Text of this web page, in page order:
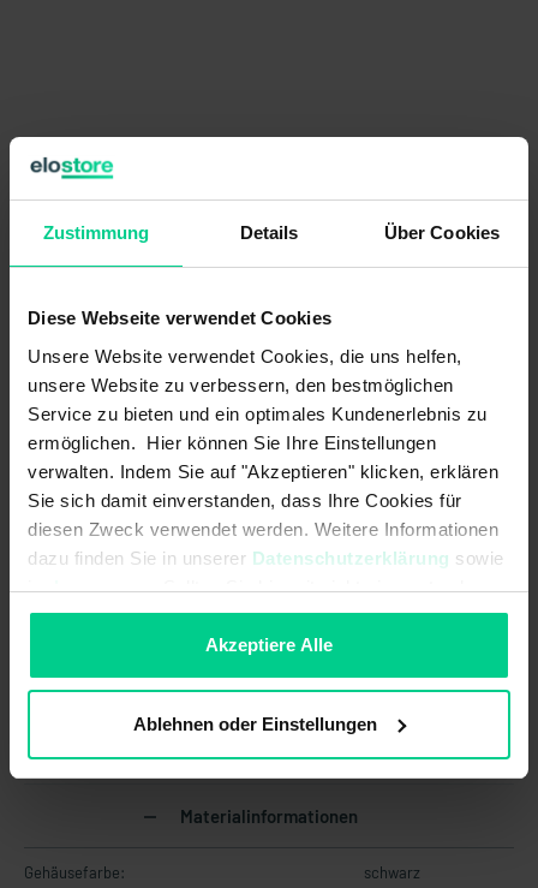
Zustimmung Details Über Cookies
Diese Webseite verwendet Cookies
Unsere Website verwendet Cookies, die uns helfen,
unsere Website zu verbessern, den bestmöglichen
Service zu bieten und ein optimales Kundenerlebnis zu
ermöglichen. Hier können Sie Ihre Einstellungen
verwalten. Indem Sie auf "Akzeptieren" klicken, erklären
Sie sich damit einverstanden, dass Ihre Cookies für
diesen Zweck verwendet werden. Weitere Informationen
dazu finden Sie in unserer Datenschutzerklärung sowie
imImpressum. Sollten Sie hiermit nicht einverstanden
sein, können Sie die Verwendung von Cookies hier
Akzeptiere Alle
Ablehnen oder Einstellungen
Technische Daten
878598VPE4
Bemessungsstoßspannungsfestigkeit
(Uimp):
4000 V
Betriebsspannung max.: 320 V AC
Betriebsspannung max.: 320 V DC
Raster: 5mm
Mechanische Daten
Höhe 15mm, Breite 20.1mm, Länge
25.6mm
Materialinformationen
Gehäusefarbe: schwarz